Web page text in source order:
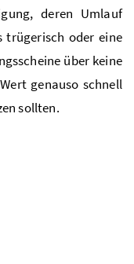
deren Umlauf
trügerisch oder eine
über keine
genauso schnell
sollten.